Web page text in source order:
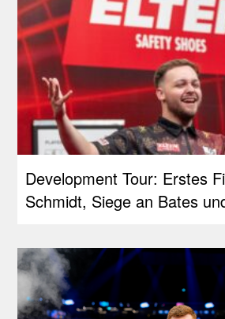
Development Tour: Erstes
Schmidt, Siege an Bates